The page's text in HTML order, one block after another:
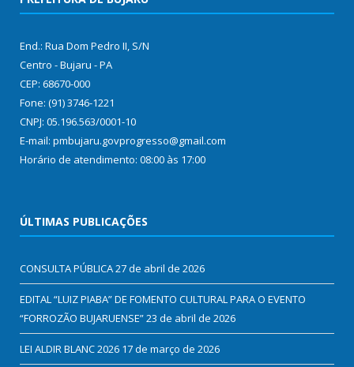
End.: Rua Dom Pedro II, S/N
Centro - Bujaru - PA
CEP: 68670-000
Fone: (91) 3746-1221
CNPJ: 05.196.563/0001-10
E-mail: pmbujaru.govprogresso@gmail.com
Horário de atendimento: 08:00 às 17:00
ÚLTIMAS PUBLICAÇÕES
CONSULTA PÚBLICA27 de abril de 2026
EDITAL “LUIZ PIABA” DE FOMENTO CULTURAL PARA O EVENTO
“FORROZÃO BUJARUENSE”23 de abril de 2026
LEI ALDIR BLANC 2026 17 de março de 2026